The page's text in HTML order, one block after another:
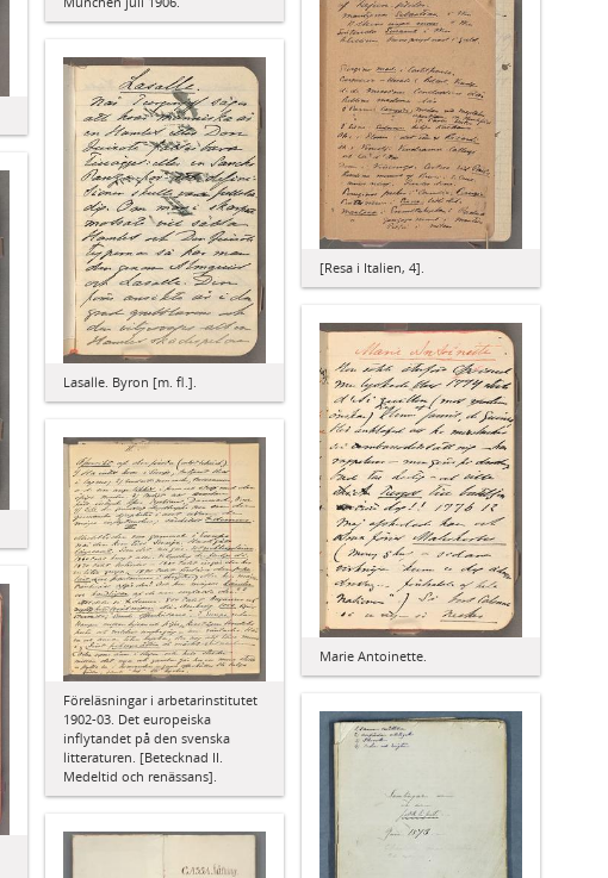
[Resa i Italien, 4].
Lasalle. Byron [m. fl.].
Marie Antoinette.
Föreläsningar i arbetarinstitutet
1902-03. Det europeiska
inflytandet på den svenska
litteraturen. [Betecknad II.
Medeltid och renässans].